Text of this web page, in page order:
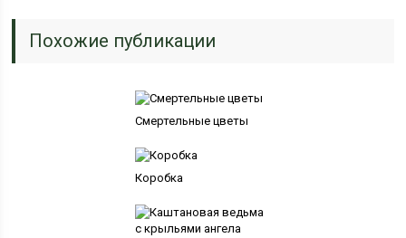
Похожие публикации
Смертельные цветы
Коробка